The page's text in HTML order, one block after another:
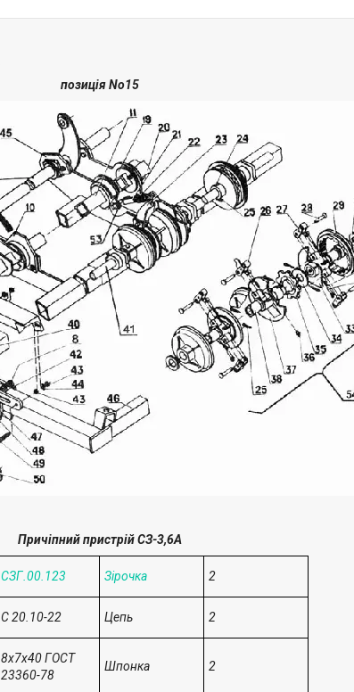
позиція No15
Причіпний пристрій СЗ-3,6А
СЗГ.00.123 Зірочка 2
С 20.10-22 Цепь 2
8х7х40 ГОСТ
23360-78
Шпонка 2